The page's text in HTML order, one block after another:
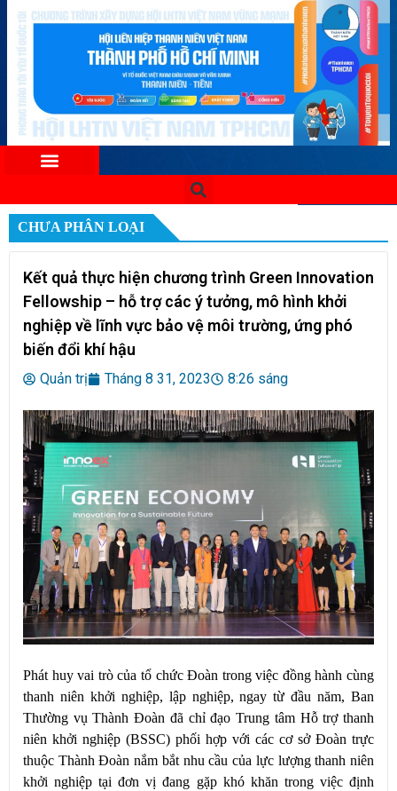
CHƯA PHÂN LOẠI
Kết quả thực hiện chương trình Green Innovation
Fellowship – hỗ trợ các ý tưởng, mô hình khởi
nghiệp về lĩnh vực bảo vệ môi trường, ứng phó
biến đổi khí hậu
Quản trị Tháng 8 31, 2023 8:26 sáng
Phát huy vai trò của tổ chức Đoàn trong việc đồng hành cùng
thanh niên khởi nghiệp, lập nghiệp, ngay từ đầu năm, Ban
Thường vụ Thành Đoàn đã chỉ đạo Trung tâm Hỗ trợ thanh
niên khởi nghiệp (BSSC) phối hợp với các cơ sở Đoàn trực
thuộc Thành Đoàn nắm bắt nhu cầu của lực lượng thanh niên
khởi nghiệp tại đơn vị đang gặp khó khăn trong việc định